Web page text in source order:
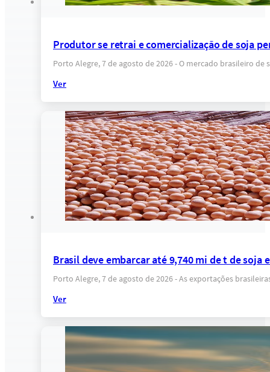
Produtor se retrai e comercialização de soja
Porto Alegre, 7 de agosto de 2026 - O mercado brasileiro
Ver
Brasil deve embarcar até 9,740 mi de t de soja
Porto Alegre, 7 de agosto de 2026 - As exportações
Ver